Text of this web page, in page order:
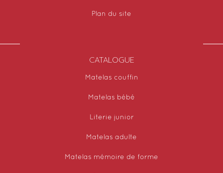
Plan du site
CATALOGUE
Matelas couffin
Matelas bébé
Literie junior
Matelas adulte
Matelas mémoire de forme